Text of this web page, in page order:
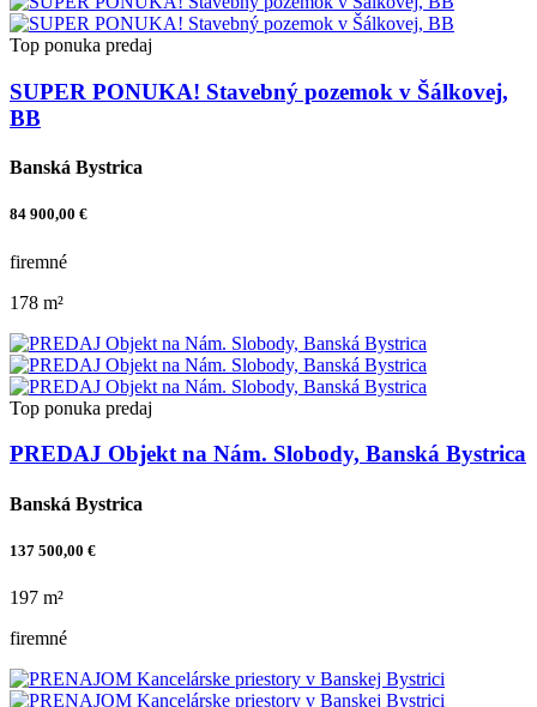
Top ponuka predaj
SUPER PONUKA! Stavebný pozemok v Šálkovej,
BB
Banská Bystrica
84 900,00 €
firemné
178 m²
Top ponuka predaj
PREDAJ Objekt na Nám. Slobody, Banská Bystrica
Banská Bystrica
137 500,00 €
197 m²
firemné